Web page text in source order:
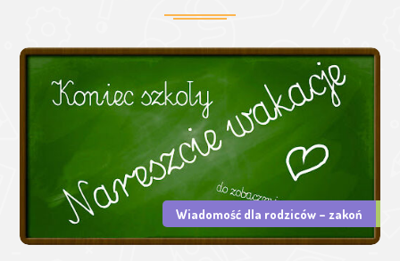
Wiadomość dla rodziców – zakoń